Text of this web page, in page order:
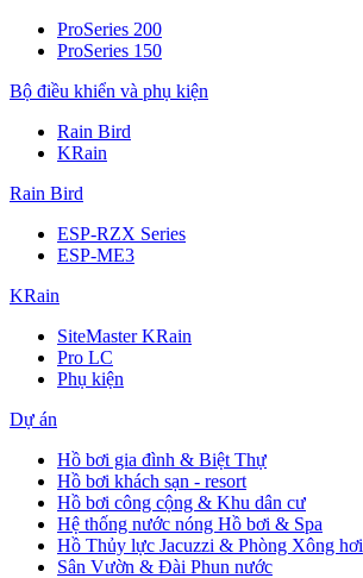
ProSeries 200
ProSeries 150
Bộ điều khiển và phụ kiện
Rain Bird
KRain
Rain Bird
ESP-RZX Series
ESP-ME3
KRain
SiteMaster KRain
Pro LC
Phụ kiện
Dự án
Hồ bơi gia đình & Biệt Thự
Hồ bơi khách sạn - resort
Hồ bơi công cộng & Khu dân cư
Hệ thống nước nóng Hồ bơi & Spa
Hồ Thủy lực Jacuzzi & Phòng Xông hơi
Sân Vườn & Đài Phun nước